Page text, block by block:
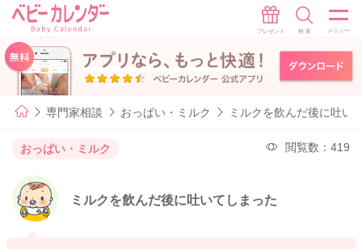
専門家相談 おっぱい・ミルク ミルクを飲んだ後に吐い
おっぱい・ミルク 閲覧数：419
ミルクを飲んだ後に吐いてしまった